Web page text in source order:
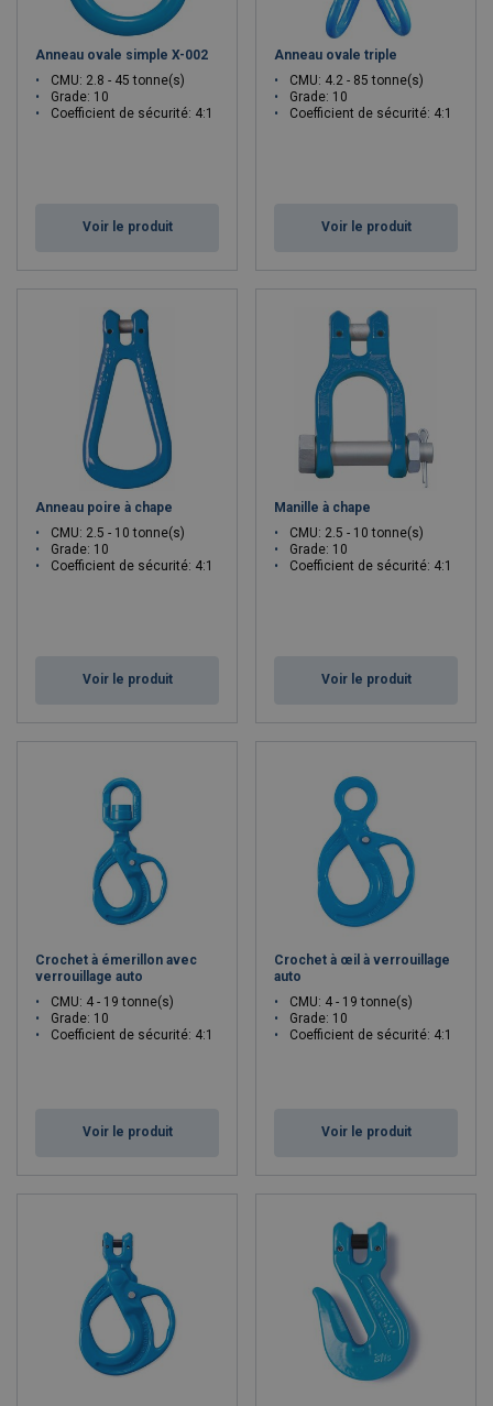
Anneau ovale simple X-002
CMU: 2.8 - 45 tonne(s)
Grade: 10
Coefficient de sécurité: 4:1
Voir le produit
Anneau ovale triple
CMU: 4.2 - 85 tonne(s)
Grade: 10
Coefficient de sécurité: 4:1
Voir le produit
Anneau poire à chape
CMU: 2.5 - 10 tonne(s)
Grade: 10
Coefficient de sécurité: 4:1
Voir le produit
Manille à chape
CMU: 2.5 - 10 tonne(s)
Grade: 10
Coefficient de sécurité: 4:1
Voir le produit
Crochet à émerillon avec
verrouillage auto
CMU: 4 - 19 tonne(s)
Grade: 10
Coefficient de sécurité: 4:1
Voir le produit
Crochet à œil à verrouillage
auto
CMU: 4 - 19 tonne(s)
Grade: 10
Coefficient de sécurité: 4:1
Voir le produit